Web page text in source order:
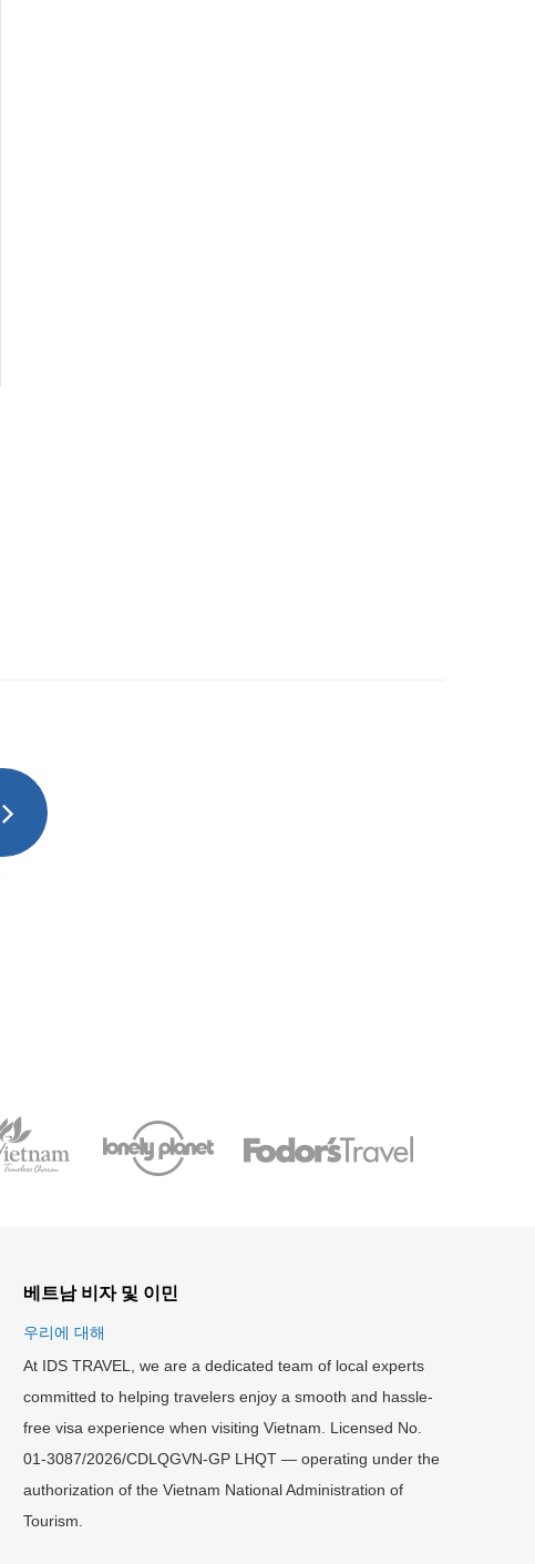
베트남 비자 및 이민
우리에 대해
At IDS TRAVEL, we are a dedicated team of local experts
committed to helping travelers enjoy a smooth and hassle-
free visa experience when visiting Vietnam. Licensed No.
01-3087/2026/CDLQGVN-GP LHQT — operating under the
authorization of the Vietnam National Administration of
Tourism.